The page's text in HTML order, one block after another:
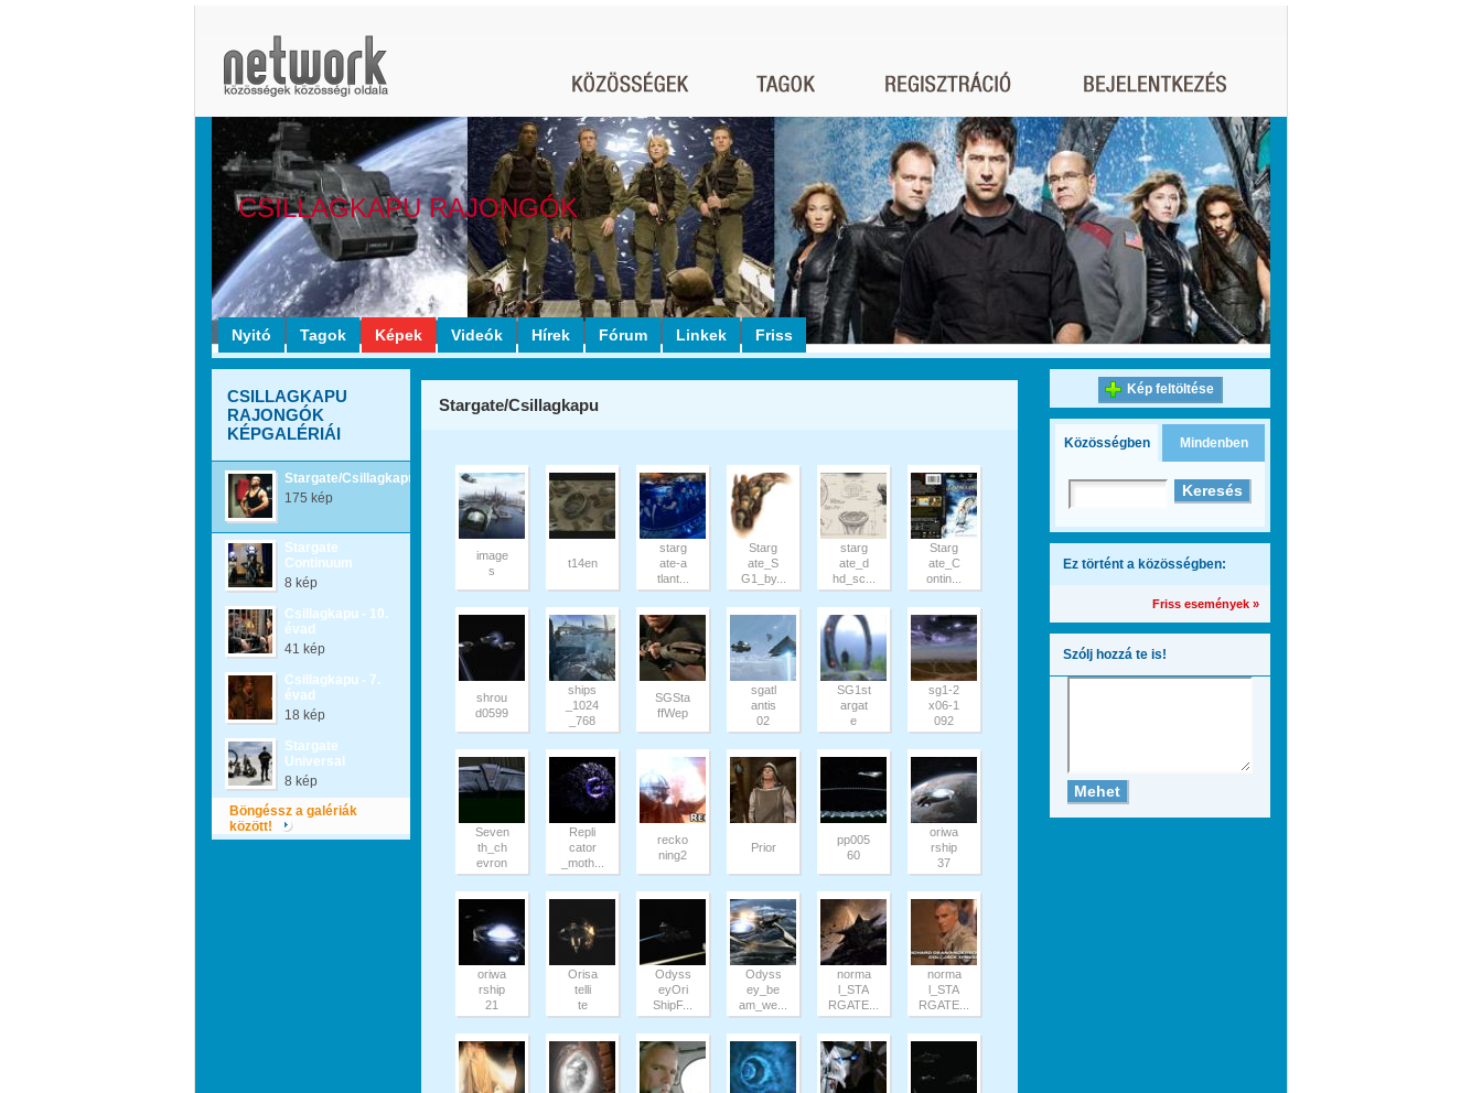
CSILLAGKAPU RAJONGÓK
Nyitó Tagok Képek Videók Hírek Fórum Linkek Friss
CSILLAGKAPU
RAJONGÓK
KÉPGALÉRIÁI
Stargate/Csillagkapu
175 kép
Stargate
Continuum
8 kép
Csillagkapu - 10.
évad
41 kép
Csillagkapu - 7.
évad
18 kép
Stargate
Universal
8 kép
Böngéssz a galériák
között!
Stargate/Csillagkapu
image
s
t14en
starg
ate-a
tlant...
Starg
ate_S
G1_by...
starg
ate_d
hd_sc...
Starg
ate_C
ontin...
shrou
d0599
ships
_1024
_768
SGSta
ffWep
sgatl
antis
02
SG1st
argat
e
sg1-2
x06-1
092
Seven
th_ch
evron
Repli
cator
_moth...
recko
ning2
Prior
pp005
60
oriwa
rship
37
oriwa
rship
21
Orisa
telli
te
Odyss
eyOri
ShipF...
Odyss
ey_be
am_we...
norma
l_STA
RGATE...
norma
l_STA
RGATE...
Kép feltöltése
Közösségben Mindenben
Ez történt a közösségben:
Friss események »
Szólj hozzá te is!